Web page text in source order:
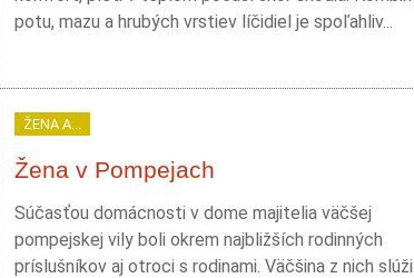
potu, mazu a hrubých vrstiev líčidiel je spoľahliv...
ŽENA A...
Žena v Pompejach
Súčasťou domácnosti v dome majitelia väčšej
pompejskej vily boli okrem najbližších rodinných
príslušníkov aj otroci s rodinami. Väčšina z nich